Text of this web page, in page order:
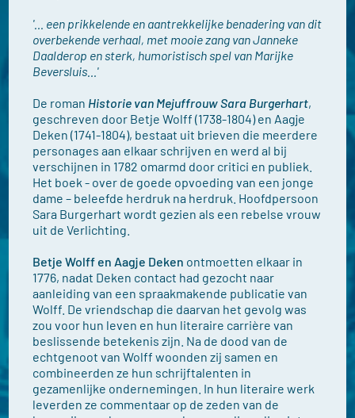
'… een prikkelende en aantrekkelijke benadering van dit
overbekende verhaal, met mooie zang van Janneke
Daalderop en sterk, humoristisch spel van Marijke
Beversluis…'
De roman Historie van Mejuffrouw Sara Burgerhart,
geschreven door Betje Wolff (1738-1804) en Aagje
Deken (1741-1804), bestaat uit brieven die meerdere
personages aan elkaar schrijven en werd al bij
verschijnen in 1782 omarmd door critici en publiek.
Het boek - over de goede opvoeding van een jonge
dame – beleefde herdruk na herdruk. Hoofdpersoon
Sara Burgerhart wordt gezien als een rebelse vrouw
uit de Verlichting.
Betje Wolff en Aagje Deken ontmoetten elkaar in
1776, nadat Deken contact had gezocht naar
aanleiding van een spraakmakende publicatie van
Wolff. De vriendschap die daarvan het gevolg was
zou voor hun leven en hun literaire carrière van
beslissende betekenis zijn. Na de dood van de
echtgenoot van Wolff woonden zij samen en
combineerden ze hun schrijftalenten in
gezamenlijke ondernemingen. In hun literaire werk
leverden ze commentaar op de zeden van de